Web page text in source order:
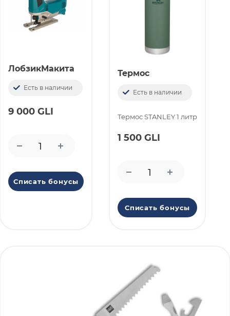
ЛобзикМакита
Есть в наличии
9 000 GLI
Списать бонусы
Термос
Есть в наличии
Термоc STANLEY 1 литр
1 500 GLI
Списать бонусы